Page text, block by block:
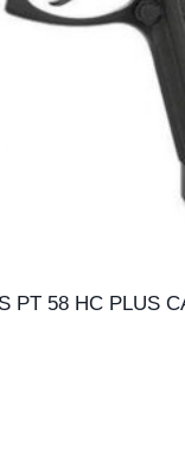
PT 58 HC PLUS